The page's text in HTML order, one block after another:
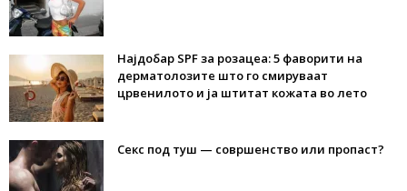
Најдобар SPF за розацеа: 5 фаворити на
дерматолозите што го смируваат
црвенилото и ја штитат кожата во лето
Секс под туш — совршенство или пропаст?